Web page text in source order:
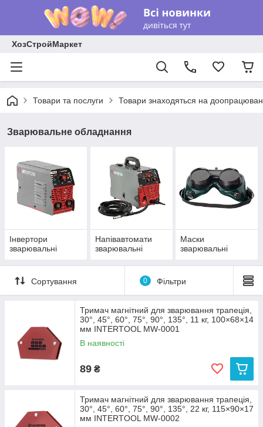
ХозСтройМаркет
Товари та послуги Товари знаходяться на
Зварювальне обладнання
Інвертори
зварювальні
Напівавтомати
зварювальні
Маски
зварювальні
Сортування 0 Фільтри
Тримач магнітний для зварювання трапеція,
30°, 45°, 60°, 75°, 90°, 135°, 11 кг, 100×68×14
мм INTERTOOL MW-0001
В наявності
89 ₴
Тримач магнітний для зварювання трапеція,
30°, 45°, 60°, 75°, 90°, 135°, 22 кг, 115×90×17
мм INTERTOOL MW-0002